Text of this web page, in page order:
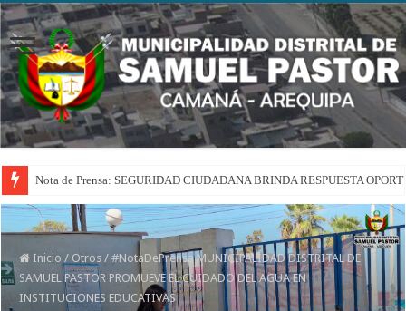
Nota de Prensa: SEGURIDAD CIUDADANA BRINDA RESPUESTA
Inicio / Otros / #NotaDePrensa MUNICIPALIDAD DISTRITAL DE
SAMUEL PASTOR PROMUEVE EL CUIDADO DEL AGUA EN
INSTITUCIONES EDUCATIVAS